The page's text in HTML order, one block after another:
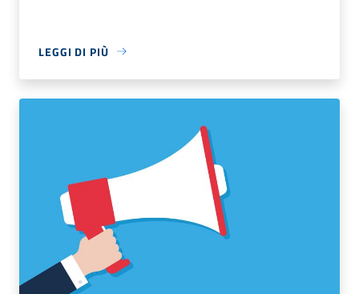
LEGGI DI PIÙ